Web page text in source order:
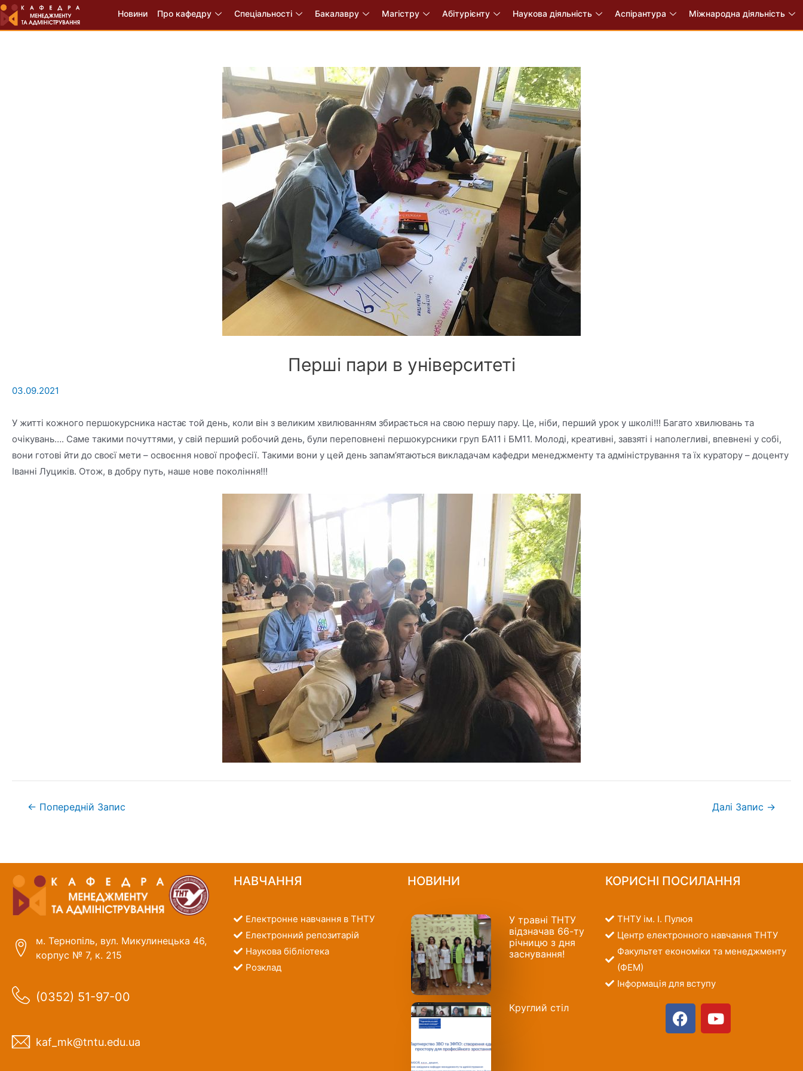
Новини Про кафедру Спеціальності Бакалавру Магістру Абітурієнту Наукова діяльність Аспірантура Міжнародна діяльність
Перші пари в університеті
03.09.2021
У житті кожного першокурсника настає той день, коли він з великим хвилюванням збирається на свою першу пару. Це, ніби, перший урок у школі!!! Багато хвилювань та
очікувань…. Саме такими почуттями, у свій перший робочий день, були переповнені першокурсники груп БА11 і БМ11. Молоді, креативні, завзяті і наполегливі, впевнені у собі,
вони готові йти до своєї мети – освоєння нової професії. Такими вони у цей день запам’ятаються викладачам кафедри менеджменту та адміністрування та їх куратору – доценту
Іванні Луциків. Отож, в добру путь, наше нове покоління!!!
← Попередній Запис Далі Запис →
м. Тернопіль, вул. Микулинецька 46,
корпус № 7, к. 215
(0352) 51-97-00
kaf_mk@tntu.edu.ua
НАВЧАННЯ
Електронне навчання в ТНТУ
Електронний репозитарій
Наукова бібліотека
Розклад
НОВИНИ
У травні ТНТУ
відзначав 66-ту
річницю з дня
заснування!
Круглий стіл
КОРИСНІ ПОСИЛАННЯ
ТНТУ ім. І. Пулюя
Центр електронного навчання ТНТУ
Факультет економіки та менеджменту
(ФЕМ)
Інформація для вступу